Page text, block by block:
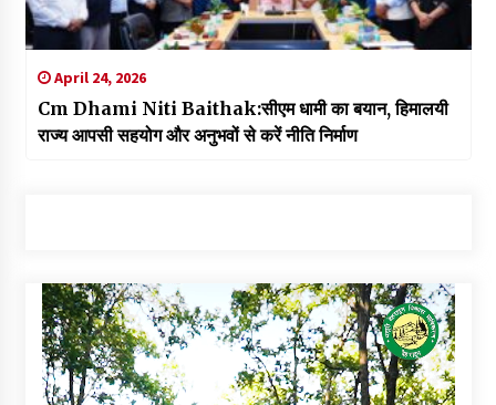
April 24, 2026
Cm Dhami Niti Baithak:सीएम धामी का बयान, हिमालयी
राज्य आपसी सहयोग और अनुभवों से करें नीति निर्माण